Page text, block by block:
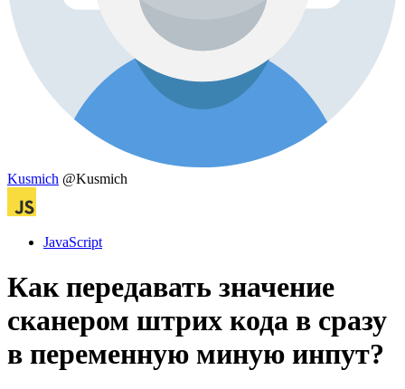
Kusmich @Kusmich
JavaScript
Как передавать значение
сканером штрих кода в сразу
в переменную миную инпут?